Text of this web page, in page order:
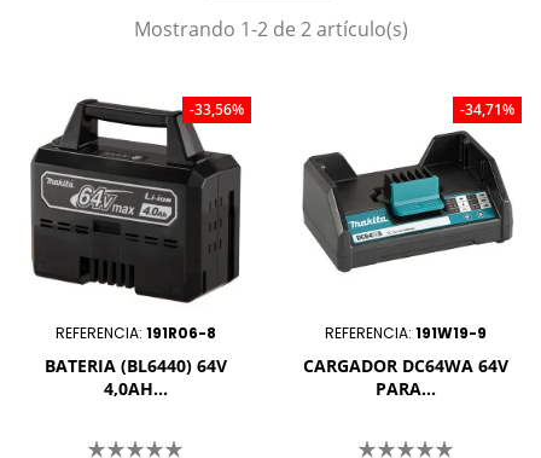
Mostrando 1-2 de 2 artículo(s)
REFERENCIA: 191R06-8
BATERIA (BL6440) 64V
4,0AH...
-33,56%
REFERENCIA: 191W19-9
CARGADOR DC64WA 64V
PARA...
-34,71%